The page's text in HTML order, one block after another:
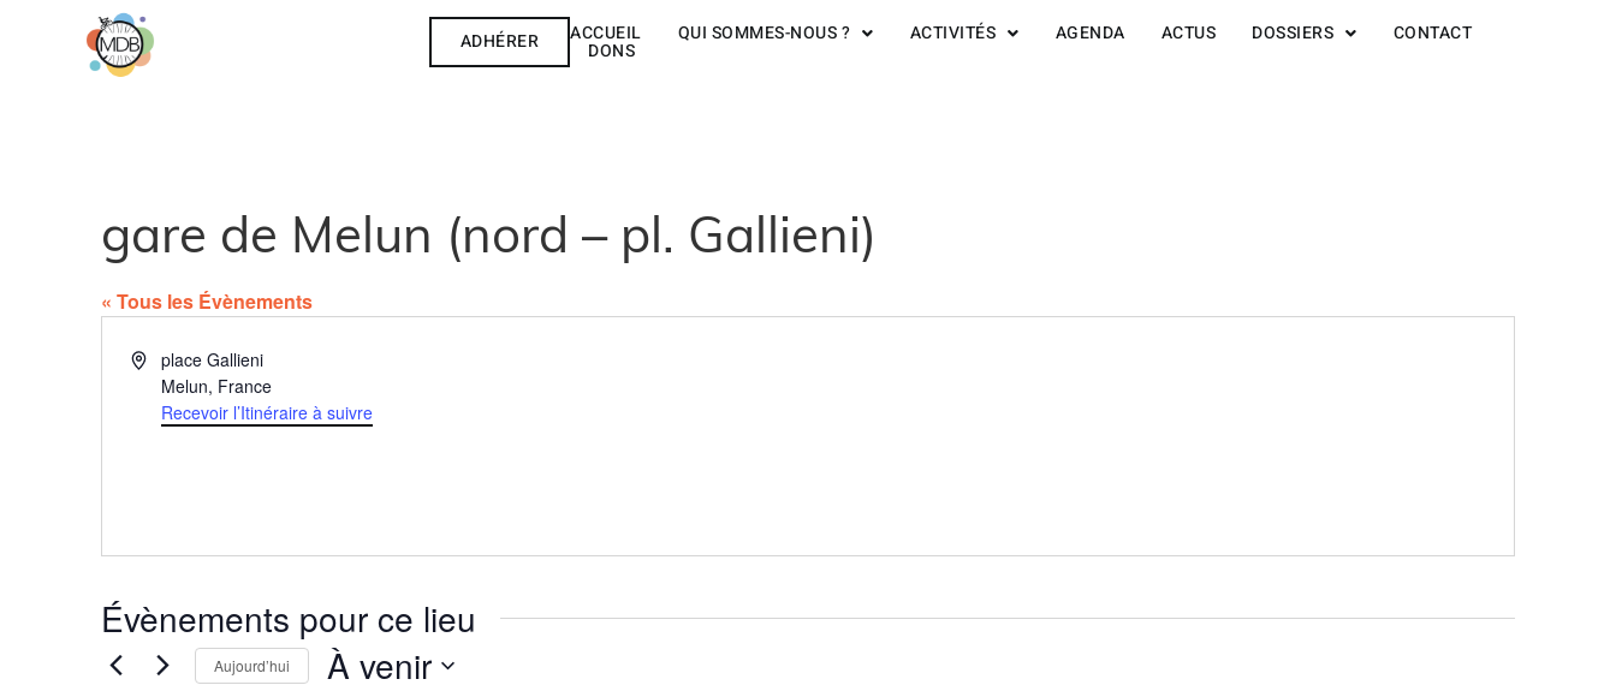
ADHÉRER ACCUEIL QUI SOMMES-NOUS ? ACTIVITÉS AGENDA ACTUS DOSSIERS CONTACT
DONS
gare de Melun (nord – pl. Gallieni)
« Tous les Évènements
Adresseplace Gallieni
Melun, France
Recevoir l’Itinéraire à suivre
Évènements pour ce lieu
Aujourd’hui À venir